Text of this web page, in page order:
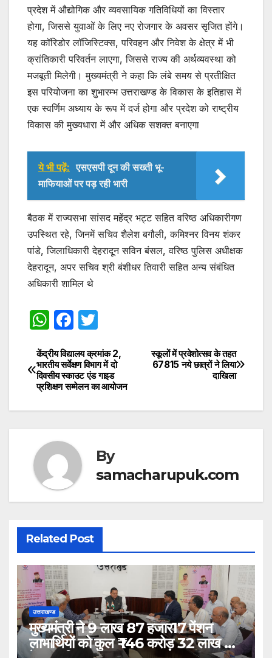
प्रदेश में औद्योगिक और व्यवसायिक गतिविधियों का विस्तार
होगा, जिससे युवाओं के लिए नए रोजगार के अवसर सृजित होंगे।
यह कॉरिडोर लॉजिस्टिक्स, परिवहन और निवेश के क्षेत्र में भी
क्रांतिकारी परिवर्तन लाएगा, जिससे राज्य की अर्थव्यवस्था को
मजबूती मिलेगी। मुख्यमंत्री ने कहा कि लंबे समय से प्रतीक्षित
इस परियोजना का शुभारम्भ उत्तराखण्ड के विकास के इतिहास में
एक स्वर्णिम अध्याय के रूप में दर्ज होगा और प्रदेश को राष्ट्रीय
विकास की मुख्यधारा में और अधिक सशक्त बनाएगा
ये भी पढ़ें: एसएसपी दून की सख्ती भू-
माफियाओं पर पड़ रही भारी
बैठक में राज्यसभा सांसद महेंद्र भट्ट सहित वरिष्ठ अधिकारीगण
उपस्थित रहे, जिनमें सचिव शैलेश बगौली, कमिश्नर विनय शंकर
पांडे, जिलाधिकारी देहरादून सविन बंसल, वरिष्ठ पुलिस अधीक्षक
देहरादून, अपर सचिव श्री बंशीधर तिवारी सहित अन्य संबंधित
अधिकारी शामिल थे
W
at
s
A
p
p
F
c
e
b
o
k
itt
er
Post
navigation
स्कूलों में प्रवेशोत्सव के तहत
67815 नये छात्रों ने लिया
दाखिला
केंद्रीय विद्यालय क्रमांक 2,
भारतीय सर्वेक्षण विभाग में दो
दिवसीय स्काउट एंड गाइड
प्रशिक्षण सम्मेलन का आयोजन
By
samacharupuk.com
Related Post
उत्तराखण्ड
मुख्यमंत्री ने 9 लाख 87 हजार17 पेंशन
लाभार्थियों को कुल ₹ 146 करोड़ 32 लाख की